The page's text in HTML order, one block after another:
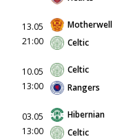
13.05
21:00
Motherwell
Celtic
10.05
13:00
Celtic
Rangers
03.05
13:00
Hibernian
Celtic